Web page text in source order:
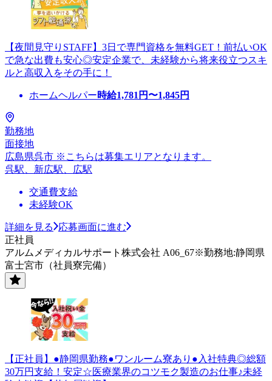
【夜間見守りSTAFF】3日で専門資格を無料GET！前払いOK
で急な出費も安心◎安定企業で、未経験から将来役立つスキ
ルと高収入をその手に！
ホームヘルパー時給1,781 円〜1,845円
勤務地
面接地
広島県呉市 ※こちらは募集エリアとなります。
呉駅、新広駅、広駅
交通費支給
未経験OK
詳細を見る
応募画面に進む
正社員
アルムメディカルサポート株式会社 A06_67※勤務地:静岡県
富士宮市（社員寮完備）
【正社員】●静岡県勤務●ワンルーム寮あり●入社特典◎総額
30万円支給！安定☆医療業界のコツモク製造のお仕事♪未経